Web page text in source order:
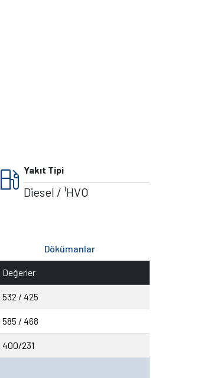
local_gas_station Yakıt Tipi
Diesel / ¹HVO
Dökümanlar
Değerler
532 / 425
585 / 468
400/231